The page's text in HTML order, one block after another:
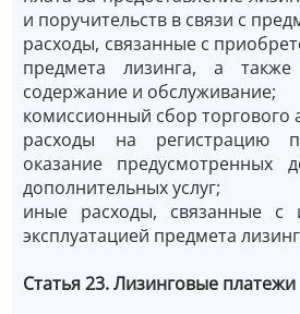
и поручительств в связи с
расходы, связанные с
предмета лизинга, а
содержание и обслуживание;
комиссионный сбор торгового
расходы на регистрацию
оказание предусмотренных
дополнительных услуг;
иные расходы, связанные с
эксплуатацией предмета
Статья 23. Лизинговые платежи